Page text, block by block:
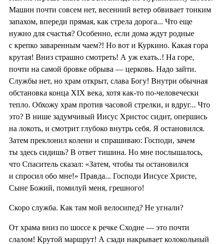
Машин почти совсем нет, весенний ветер обвивает тонким
запахом, впереди прямая, как стрела дорога... Что еще
нужно для счастья? Особенно, если дома ждут родные
с крепко заваренным чаем?! Но вот и Куркино. Какая гора
крутая! Вниз страшно смотреть! А уж ехать..! На горе,
почти на самой бровке обрыва — церковь. Надо зайти.
Службы нет, но храм открыт, слава Богу! Внутри обычная
обстановка конца XIX века, хотя как-то по-человечески
тепло. Обхожу храм против часовой стрелки, и вдруг... Что
это? В нише задумчивый Иисус Христос сидит, опершись
на локоть, и смотрит глубоко внутрь себя. Я остановился.
Затем преклонил колени и спрашиваю: Господи, зачем
ты здесь сидишь? В ответ тишина. Но мне послышалось,
что Спаситель сказал: «Затем, чтобы ты остановился
и спросил обо мне!» Правда... Господи Иисусе Христе,
Сыне Божий, помилуй меня, грешного!
Скоро служба. Как там мой велосипед? Не угнали?
От храма вниз по шоссе к речке Сходне — это почти
слалом! Крутой маршрут! А сзади накрывает колокольный